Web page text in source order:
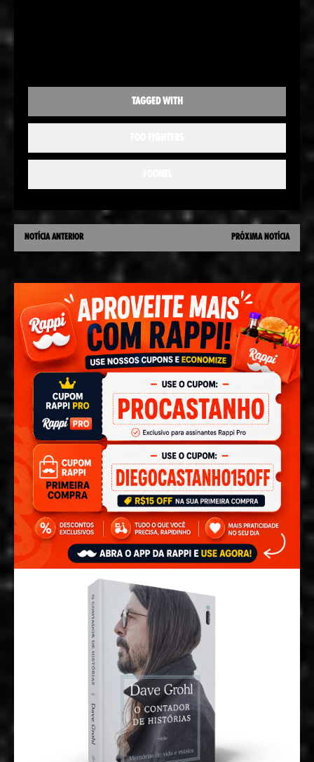
TAGGED WITH
NOTÍCIA ANTERIOR PRÓXIMA NOTÍCIA